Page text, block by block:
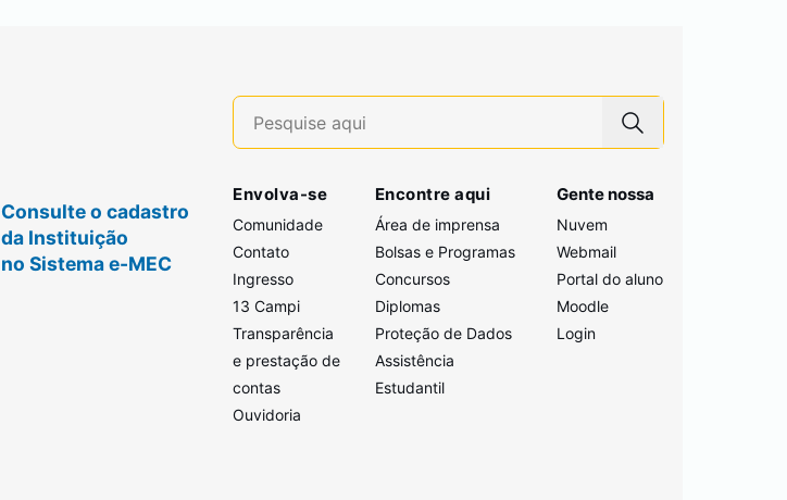
Consulte o cadastro
da Instituição
no Sistema e-MEC
Envolva-se
Comunidade
Contato
Ingresso
13 Campi
Transparência
e prestação de
contas
Ouvidoria
Encontre aqui
Área de imprensa
Bolsas e Programas
Concursos
Diplomas
Proteção de Dados
Assistência
Estudantil
Gente nossa
Nuvem
Webmail
Portal do aluno
Moodle
Login